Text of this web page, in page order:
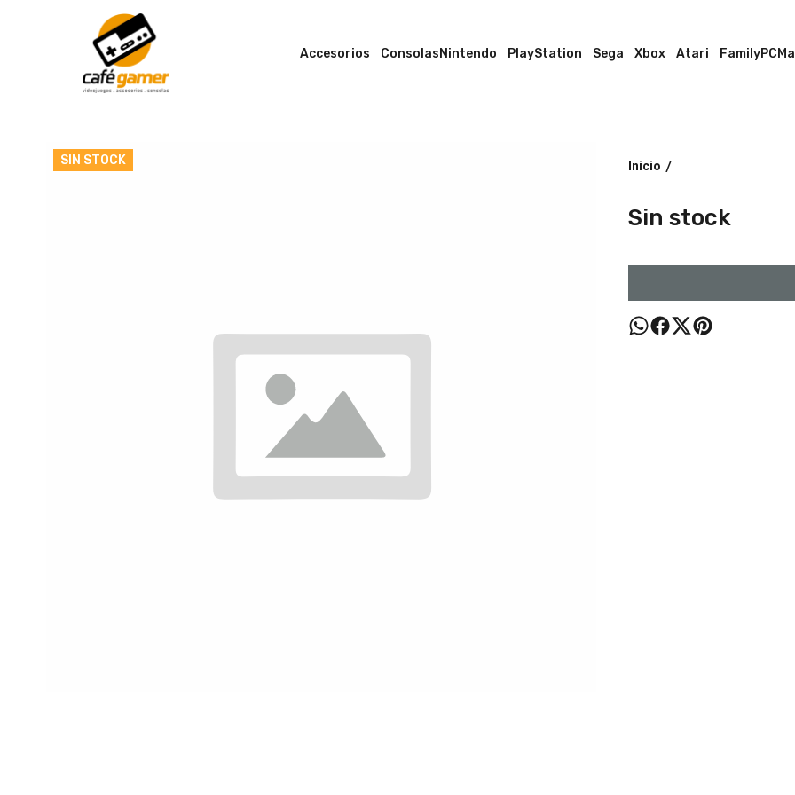
Accesorios ConsolasNintendo PlayStation Sega Xbox Atari FamilyPC
SIN STOCK Inicio /
Sin stock